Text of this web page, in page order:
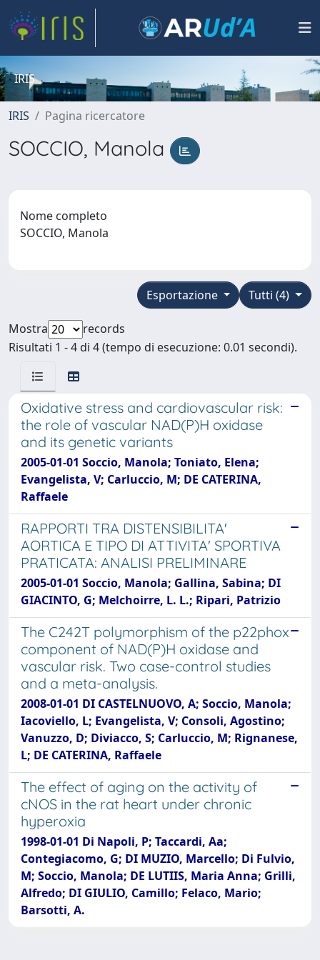
IRIS
IRIS Pagina ricercatore
SOCCIO, Manola
Nome completo
SOCCIO, Manola
Tutti (4)
Esportazione
Mostra
records
Risultati 1 - 4 di 4 (tempo di esecuzione: 0.01 secondi).
Oxidative stress and cardiovascular risk:
the role of vascular NAD(P)H oxidase
and its genetic variants
2005-01-01 Soccio, Manola; Toniato, Elena;
Evangelista, V; Carluccio, M; DE CATERINA,
Raffaele
RAPPORTI TRA DISTENSIBILITA'
AORTICA E TIPO DI ATTIVITA' SPORTIVA
PRATICATA: ANALISI PRELIMINARE
2005-01-01 Soccio, Manola; Gallina, Sabina; DI
GIACINTO, G; Melchoirre, L. L.; Ripari, Patrizio
The C242T polymorphism of the p22phox
component of NAD(P)H oxidase and
vascular risk. Two case-control studies
and a meta-analysis.
2008-01-01 DI CASTELNUOVO, A; Soccio, Manola;
Iacoviello, L; Evangelista, V; Consoli, Agostino;
Vanuzzo, D; Diviacco, S; Carluccio, M; Rignanese,
L; DE CATERINA, Raffaele
The effect of aging on the activity of
cNOS in the rat heart under chronic
hyperoxia
1998-01-01 Di Napoli, P; Taccardi, Aa;
Contegiacomo, G; DI MUZIO, Marcello; Di Fulvio,
M; Soccio, Manola; DE LUTIIS, Maria Anna; Grilli,
Alfredo; DI GIULIO, Camillo; Felaco, Mario;
Barsotti, A.